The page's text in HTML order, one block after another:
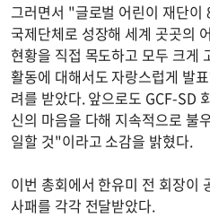
그러면서 "글로벌 어린이 재단
국제단체로 성장해 세계 곳곳의
현황을 직접 목도하고 모두 크게
활동에 대해서도 자랑스럽게 발
려를 받았다. 앞으로도 GCF-SD
신의 마음을 다해 지속적으로 불
일할 것"이라고 소감을 밝혔다.
이번 총회에서 한유미 전 회장이
사패를 각각 전달받았다.